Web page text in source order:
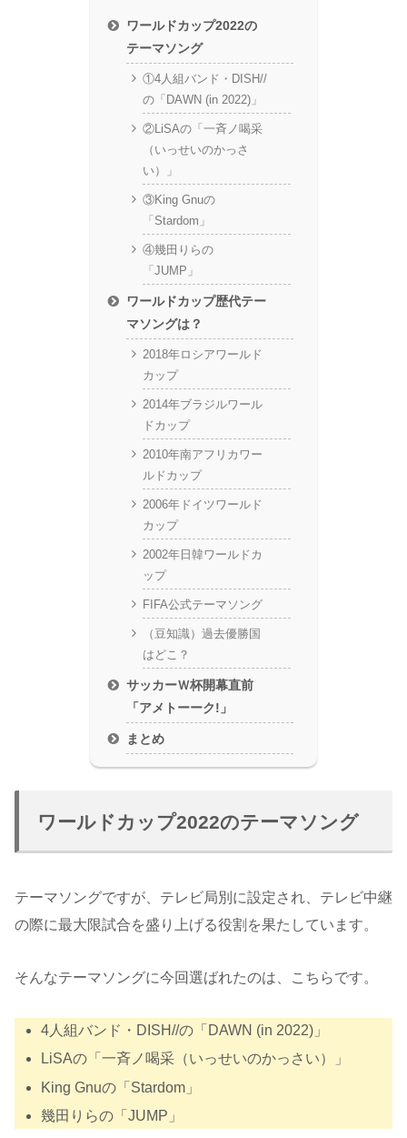
ワールドカップ2022の
テーマソング
①4人組バンド・DISH//
の「DAWN (in 2022)」
②LiSAの「一斉ノ喝采
（いっせいのかっさ
い）」
③King Gnuの
「Stardom」
④幾田りらの
「JUMP」
ワールドカップ歴代テー
マソングは？
2018年ロシアワールド
カップ
2014年ブラジルワール
ドカップ
2010年南アフリカワー
ルドカップ
2006年ドイツワールド
カップ
2002年日韓ワールドカ
ップ
FIFA公式テーマソング
（豆知識）過去優勝国
はどこ？
サッカーＷ杯開幕直前
「アメトーーク!」
まとめ
ワールドカップ2022のテーマソング
テーマソングですが、テレビ局別に設定され、テレビ中継
の際に最大限試合を盛り上げる役割を果たしています。
そんなテーマソングに今回選ばれたのは、こちらです。
4人組バンド・DISH//の「DAWN (in 2022)」
LiSAの「一斉ノ喝采（いっせいのかっさい）」
King Gnuの「Stardom」
幾田りらの「JUMP」